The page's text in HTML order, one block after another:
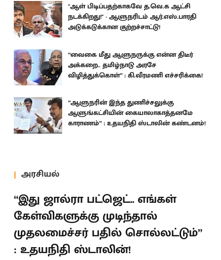
"ஆள் பிடிப்பதற்காகவே த.வெ.க ஆட்சி
நடக்கிறது!" - ஆளுநரிடம் ஆர்.எஸ்.பாரதி
அடுக்கடுக்கான குற்றச்சாட்டு!
“வைகை மீது ஆளுநருக்கு என்ன திடீர்
அக்கறை.. தமிழ்நாடு அரசே
விழித்துக்கொள்” : கி.வீரமணி எச்சரிக்கை!
“ஆளுநரின் இந்த துணிச்சலுக்கு
ஆளுங்கட்சியின் கையாலாகாத்தனமே
காராணம்” : உதயநிதி ஸ்டாலின் கண்டனம்!
அரசியல்
“இது ஜால்ரா பட்ஜெட்.. எங்கள்
கேள்விகளுக்கு முடிந்தால்
முதலமைச்சர் பதில் சொல்லட்டும்”
: உதயநிதி ஸ்டாலின்!